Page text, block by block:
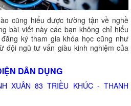
cũng hiểu được tường tận về nghề
bài viết này các bạn không chỉ hiểu
ký tham gia khóa học cũng như
đội ngũ tư vấn giàu kinh nghiệm của
DÂN DỤNG
XUÂN 83 TRIỀU KHÚC - THANH